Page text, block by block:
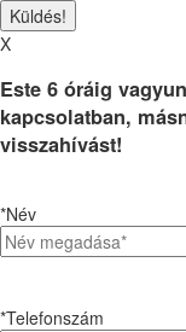
X
Este 6 óráig
kapcsolatban,
visszahívást!
*Név
*Telefonszám